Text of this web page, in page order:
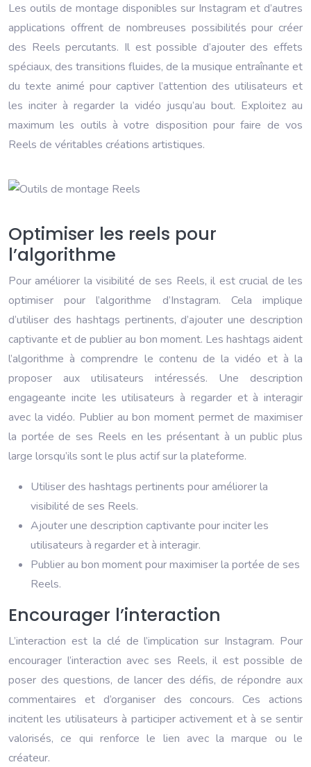
Les outils de montage disponibles sur Instagram et d’autres
applications offrent de nombreuses possibilités pour créer
des Reels percutants. Il est possible d’ajouter des effets
spéciaux, des transitions fluides, de la musique entraînante et
du texte animé pour captiver l’attention des utilisateurs et
les inciter à regarder la vidéo jusqu’au bout. Exploitez au
maximum les outils à votre disposition pour faire de vos
Reels de véritables créations artistiques.
Optimiser les reels pour
l’algorithme
Pour améliorer la visibilité de ses Reels, il est crucial de les
optimiser pour l’algorithme d’Instagram. Cela implique
d’utiliser des hashtags pertinents, d’ajouter une description
captivante et de publier au bon moment. Les hashtags aident
l’algorithme à comprendre le contenu de la vidéo et à la
proposer aux utilisateurs intéressés. Une description
engageante incite les utilisateurs à regarder et à interagir
avec la vidéo. Publier au bon moment permet de maximiser
la portée de ses Reels en les présentant à un public plus
large lorsqu’ils sont le plus actif sur la plateforme.
Utiliser des hashtags pertinents pour améliorer la
visibilité de ses Reels.
Ajouter une description captivante pour inciter les
utilisateurs à regarder et à interagir.
Publier au bon moment pour maximiser la portée de ses
Reels.
Encourager l’interaction
L’interaction est la clé de l’implication sur Instagram. Pour
encourager l’interaction avec ses Reels, il est possible de
poser des questions, de lancer des défis, de répondre aux
commentaires et d’organiser des concours. Ces actions
incitent les utilisateurs à participer activement et à se sentir
valorisés, ce qui renforce le lien avec la marque ou le
créateur.